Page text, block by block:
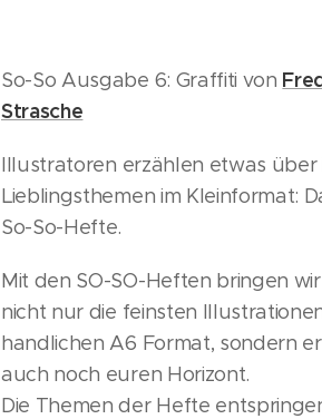
So-So Ausgabe 6: Graffiti von
Strasche
Illustratoren erzählen etwas über
Lieblingsthemen im Kleinformat:
So-So-Hefte.
Mit den SO-SO-Heften bringen
nicht nur die feinsten
handlichen A6 Format, sondern
auch noch euren Horizont.
Die Themen der Hefte